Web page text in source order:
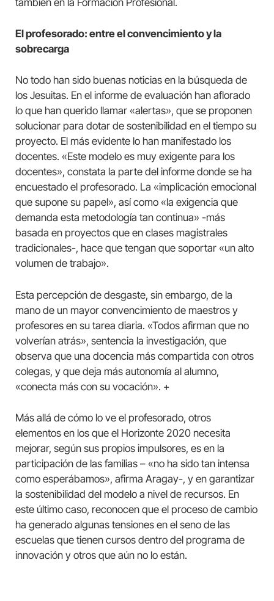
también en la Formación Profesional.
El profesorado: entre el convencimiento y la
sobrecarga
No todo han sido buenas noticias en la búsqueda de
los Jesuitas. En el informe de evaluación han aflorado
lo que han querido llamar «alertas», que se proponen
solucionar para dotar de sostenibilidad en el tiempo su
proyecto. El más evidente lo han manifestado los
docentes. «Este modelo es muy exigente para los
docentes», constata la parte del informe donde se ha
encuestado el profesorado. La «implicación emocional
que supone su papel», así como «la exigencia que
demanda esta metodología tan continua» -más
basada en proyectos que en clases magistrales
tradicionales-, hace que tengan que soportar «un alto
volumen de trabajo».
Esta percepción de desgaste, sin embargo, de la
mano de un mayor convencimiento de maestros y
profesores en su tarea diaria. «Todos afirman que no
volverían atrás», sentencia la investigación, que
observa que una docencia más compartida con otros
colegas, y que deja más autonomía al alumno,
«conecta más con su vocación». +
Más allá de cómo lo ve el profesorado, otros
elementos en los que el Horizonte 2020 necesita
mejorar, según sus propios impulsores, es en la
participación de las familias – «no ha sido tan intensa
como esperábamos», afirma Aragay-, y en garantizar
la sostenibilidad del modelo a nivel de recursos. En
este último caso, reconocen que el proceso de cambio
ha generado algunas tensiones en el seno de las
escuelas que tienen cursos dentro del programa de
innovación y otros que aún no lo están.